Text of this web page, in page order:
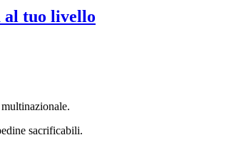
al tuo livello
sacrificabili.